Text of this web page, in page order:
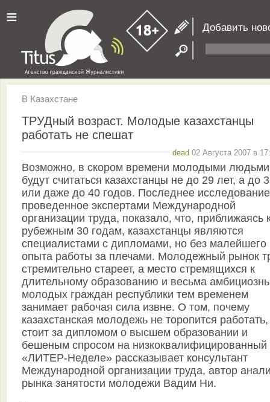
≡ Добавить
В Казахстане
ТРУДный возраст. Молодые казахстанцы
работать не спешат
dead 02 Августа 2007 в
Возможно, в скором времени молодыми людьми
будут считаться казахстанцы не до 29 лет, а до
или даже до 40 годов. Последнее
проведенное экспертами Международной
организации труда, показало, что, приближаясь
рубежным 30 годам, казахстанцы являются
специалистами с дипломами, но без малейшего
опыта работы за плечами. Молодежный рынок
стремительно стареет, а место стремящихся к
длительному образованию и весьма
молодых граждан республики тем временем
занимает рабочая сила извне. О том, почему
казахстанская молодежь не торопится работать,
стоит за дипломом о высшем образовании и
бешеным спросом на низкоквалифицированный
«ЛИТЕР-Неделе» рассказывает консультант
Международной организации труда, автор
рынка занятости молодежи Вадим Ни.